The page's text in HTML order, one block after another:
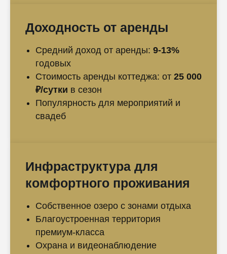
Доходность от аренды
Средний доход от аренды: 9-13%
годовых
Стоимость аренды коттеджа: от 25 000
₽/сутки в сезон
Популярность для мероприятий и
свадеб
Инфраструктура для
комфортного проживания
Собственное озеро с зонами отдыха
Благоустроенная территория
премиум-класса
Охрана и видеонаблюдение